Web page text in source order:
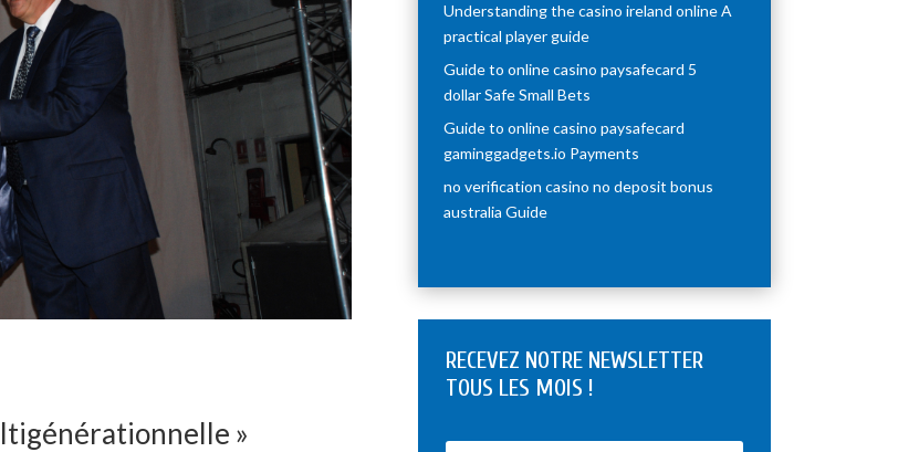
»
Understanding the casino ireland online A
practical player guide
Guide to online casino paysafecard 5
dollar Safe Small Bets
Guide to online casino paysafecard
gaminggadgets.io Payments
no verification casino no deposit bonus
australia Guide
RECEVEZ NOTRE NEWSLETTER
TOUS LES MOIS !